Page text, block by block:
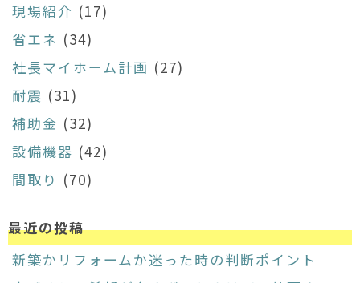
現場紹介 (17)
省エネ (34)
社長マイホーム計画 (27)
耐震 (31)
補助金 (32)
設備機器 (42)
間取り (70)
最近の投稿
新築かリフォームか迷った時の判断ポイント